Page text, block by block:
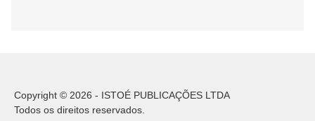
Copyright © 2026 - ISTOÉ PUBLICAÇÕES LTDA
Todos os direitos reservados.